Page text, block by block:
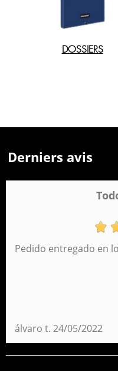
DOSSIERS
Derniers avis
Pedido entregado en
álvaro t. 24/05/2022